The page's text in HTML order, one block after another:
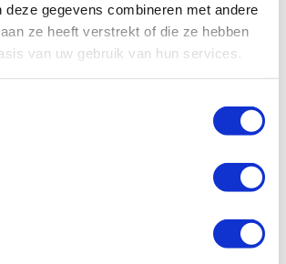
deze gegevens combineren met andere
ze heeft verstrekt of die ze hebben
van uw gebruik van hun services.
het gezelschap zich naar de
minister-president het feestelijke lint
eenmaal binnen werd het gastenboek
moment!’